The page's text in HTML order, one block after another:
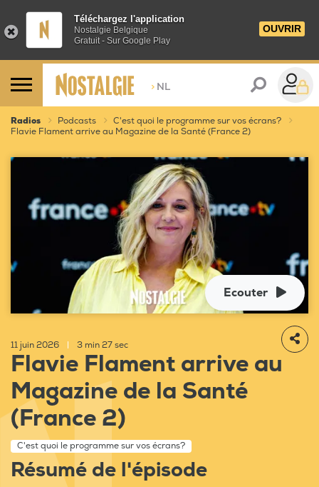
Téléchargez l'application
Nostalgie Belgique
Gratuit - Sur Google Play
OUVRIR
> NL
Radios Podcasts
C'est quoi le programme sur vos écrans?
Flavie Flament arrive au Magazine de la Santé (France 2)
Ecouter
11 juin 2026 3 min 27 sec
Flavie Flament arrive au
Magazine de la Santé
(France 2)
C'est quoi le programme sur vos écrans?
Résumé de l'épisode